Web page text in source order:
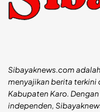
Sibayaknews.com
menyajikan berita terkini
Kabupaten Karo.
independen,